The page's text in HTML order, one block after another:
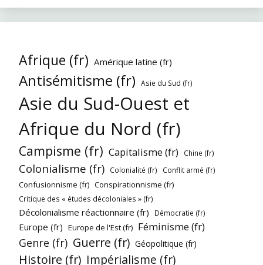
Afrique (fr) Amérique latine (fr)
Antisémitisme (fr) Asie du Sud (fr)
Asie du Sud-Ouest et
Afrique du Nord (fr)
Campisme (fr) Capitalisme (fr) Chine (fr)
Colonialisme (fr) Colonialité (fr) Conflit armé (fr)
Confusionnisme (fr) Conspirationnisme (fr)
Critique des « études décoloniales » (fr)
Décolonialisme réactionnaire (fr) Démocratie (fr)
Europe (fr) Europe de l'Est (fr) Féminisme (fr)
Genre (fr) Guerre (fr) Géopolitique (fr)
Histoire (fr) Impérialisme (fr)